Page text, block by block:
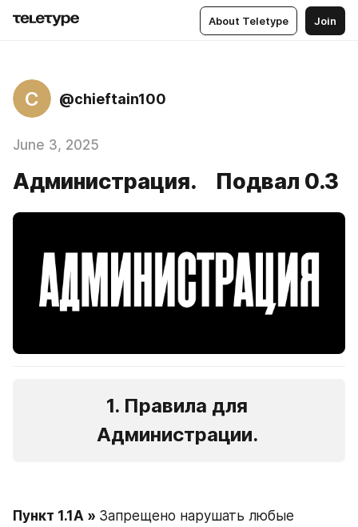
About Teletype Join
C @chieftain100
June 3, 2025
Администрация. Подвал 0.3
1. Правила для
Администрации.
Пункт 1.1А » Запрещено нарушать любые